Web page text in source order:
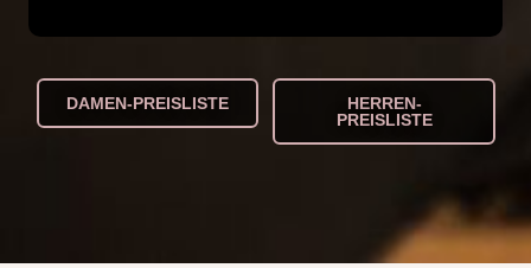
DAMEN-PREISLISTE
HERREN-
PREISLISTE